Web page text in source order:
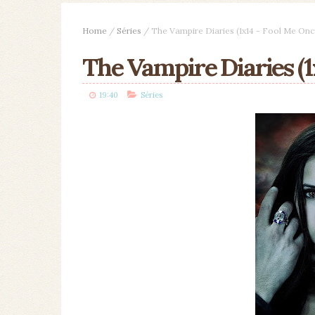
Home / Séries / The Vampire Diaries (1x14 - Fool Me
The Vampire Diaries
19:40 Séries